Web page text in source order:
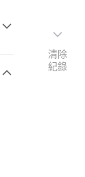
清除
紀錄